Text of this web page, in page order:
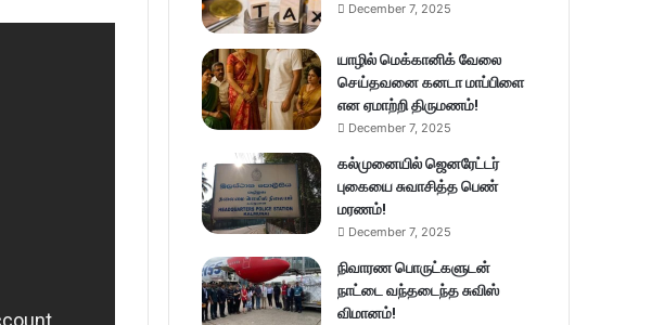
December 7, 2025
யாழில் மெக்கானிக் வேலை
செய்தவனை கனடா மாப்பிளை
என ஏமாற்றி திருமணம்!
December 7, 2025
கல்முனையில் ஜெனரேட்டர்
புகையை சுவாசித்த பெண்
மரணம்!
December 7, 2025
நிவாரண பொருட்களுடன்
நாட்டை வந்தடைந்த சுவிஸ்
விமானம்!